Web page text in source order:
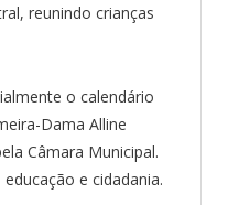
reunindo crianças
o calendário
Dama Alline
Câmara Municipal.
e cidadania.